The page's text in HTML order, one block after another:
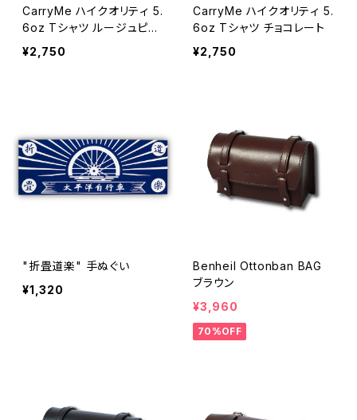
CarryMe ハイクオリティ 5.
6oz Tシャツ ルージュピン
ク
¥2,750
CarryMe ハイクオリティ 5.
6oz Tシャツ チョコレート
¥2,750
"折畳道楽" 手ぬぐい
¥1,320
Benheil Ottonban BAG
ブラウン
¥3,960
70%OFF